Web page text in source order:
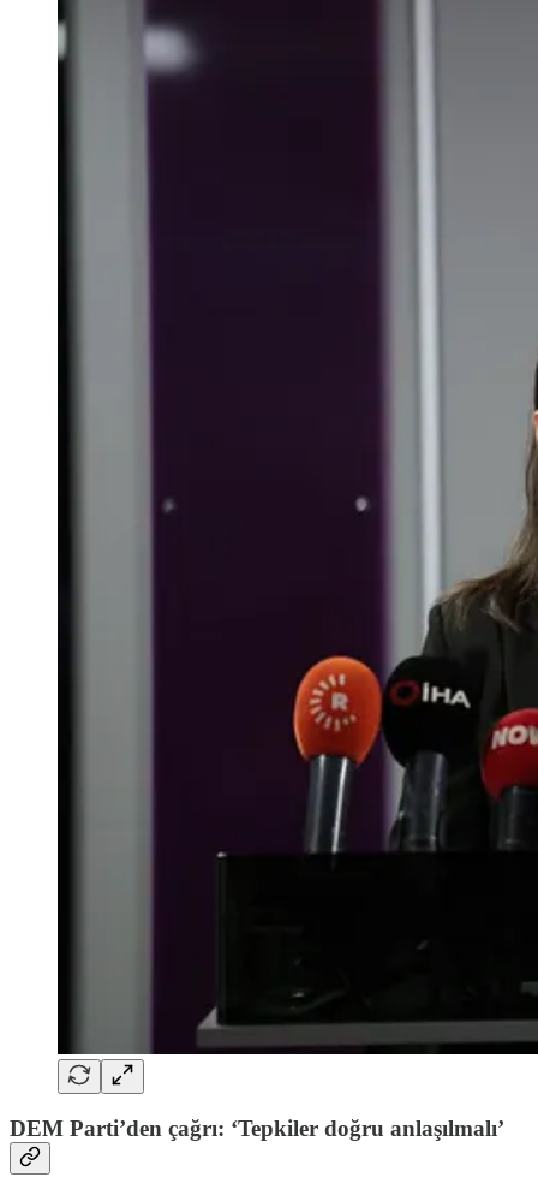
DEM Parti’den çağrı: ‘Tepkiler doğru anlaşılmalı’